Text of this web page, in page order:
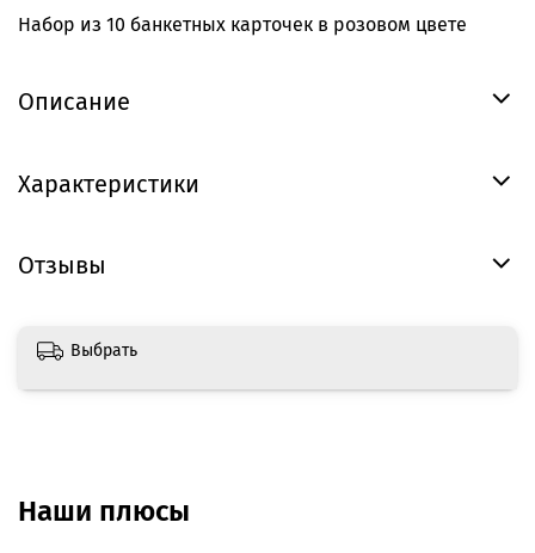
Набор из 10 банкетных карточек в розовом цвете
Описание
Характеристики
Отзывы
Выбрать
Наши плюсы